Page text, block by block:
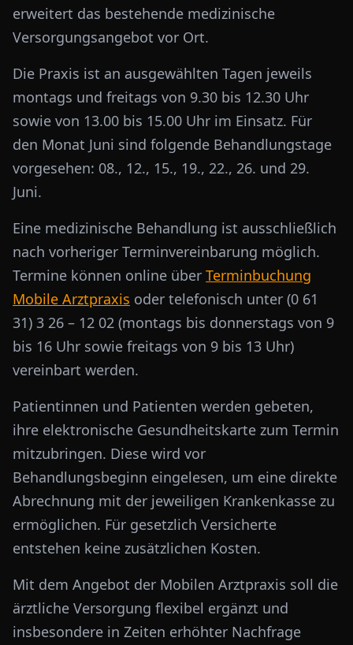
erweitert das bestehende medizinische
Versorgungsangebot vor Ort.
Die Praxis ist an ausgewählten Tagen jeweils
montags und freitags von 9.30 bis 12.30 Uhr
sowie von 13.00 bis 15.00 Uhr im Einsatz. Für
den Monat Juni sind folgende Behandlungstage
vorgesehen: 08., 12., 15., 19., 22., 26. und 29.
Juni.
Eine medizinische Behandlung ist ausschließlich
nach vorheriger Terminvereinbarung möglich.
Termine können online über Terminbuchung
Mobile Arztpraxis oder telefonisch unter (0 61
31) 3 26 – 12 02 (montags bis donnerstags von 9
bis 16 Uhr sowie freitags von 9 bis 13 Uhr)
vereinbart werden.
Patientinnen und Patienten werden gebeten,
ihre elektronische Gesundheitskarte zum Termin
mitzubringen. Diese wird vor
Behandlungsbeginn eingelesen, um eine direkte
Abrechnung mit der jeweiligen Krankenkasse zu
ermöglichen. Für gesetzlich Versicherte
entstehen keine zusätzlichen Kosten.
Mit dem Angebot der Mobilen Arztpraxis soll die
ärztliche Versorgung flexibel ergänzt und
insbesondere in Zeiten erhöhter Nachfrage